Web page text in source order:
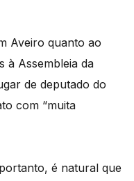
Aveiro quanto ao
à Assembleia da
de deputado do
com “muita
é natural que